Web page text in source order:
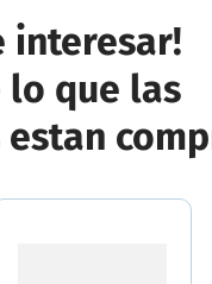
interesar!
lo que las